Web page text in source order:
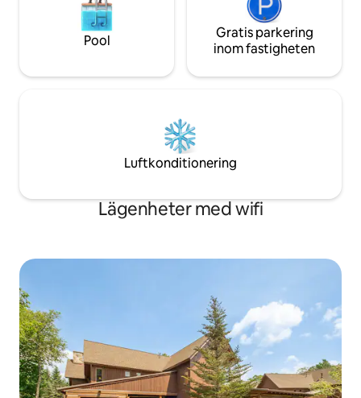
Pool
Gratis parkering
inom fastigheten
Luftkonditionering
Lägenheter med wifi